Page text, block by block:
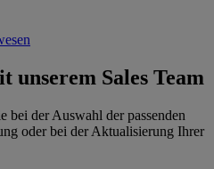
unserem Sales Team
bei der Auswahl der passenden
oder bei der Aktualisierung Ihrer